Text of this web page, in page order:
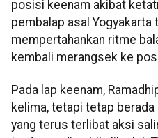
posisi keenam akibat
pembalap asal
mempertahankan ritme
kembali merangsek ke
Pada lap keenam,
kelima, tetapi tetap
yang terus terlibat aksi